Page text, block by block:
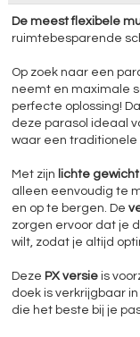
De meest flexibele
ruimtebesparende
Op zoek naar een
neemt en maximale
perfecte oplossing!
deze parasol ideaal
waar een traditionele
Met zijn lichte
alleen eenvoudig te
en op te bergen. De
zorgen ervoor dat je
wilt, zodat je altijd
Deze PX versie is
doek is verkrijgbaar
die het beste bij je